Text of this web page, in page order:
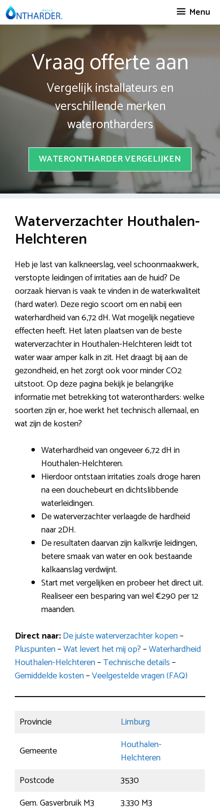
Spring
naar
Menu
Vraag offerte aan
Vergelijk installateurs en
verschillende merken
waterontharders
WATERONTHARDER VERGELIJKEN
Waterverzachter Houthalen-
Helchteren
Heb je last van kalkneerslag, veel schoonmaakwerk,
verstopte leidingen of irritaties aan de huid? De
oorzaak hiervan is vaak te vinden in de waterkwaliteit
(hard water). Deze regio scoort om en nabij een
waterhardheid van 6,72 dH. Wat mogelijk negatieve
effecten heeft. Het laten plaatsen van de beste
waterverzachter in Houthalen-Helchteren leidt tot
water waar amper kalk in zit. Het draagt bij aan de
gezondheid, en het zorgt ook voor minder CO2
uitstoot. Op deze pagina bekijk je belangrijke
informatie met betrekking tot waterontharders: welke
soorten zijn er, hoe werkt het technisch allemaal, en
wat zijn de kosten?
Waterhardheid van ongeveer 6,72 dH in
Houthalen-Helchteren.
Hierdoor ontstaan irritaties zoals droge haren
na een douchebeurt en dichtslibbende
waterleidingen.
De waterverzachter verlaagde de hardheid
naar 2DH.
De resultaten daarvan zijn kalkvrije leidingen,
betere smaak van water en ook bestaande
kalkaanslag verdwijnt.
Start met vergelijken en probeer het direct uit.
Realiseer een besparing van wel €290 per 12
maanden.
Direct naar:De juiste waterverzachter kopen–
Pluspunten–Wat levert het mij op?–Waterhardheid
Houthalen-Helchteren–Technische details–
Gemiddelde kosten–Veelgestelde vragen (FAQ)
Provincie
Limburg
Gemeente
Houthalen-
Helchteren
Postcode
3530
Gem. Gasverbruik M3
3.330 M3